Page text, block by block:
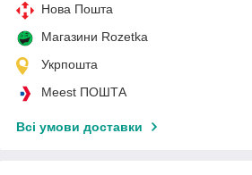
Нова Пошта
Магазини Rozetka
Укрпошта
Meest ПОШТА
Всі умови доставки